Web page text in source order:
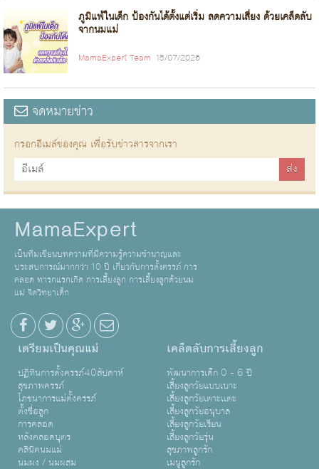
ภูมิแพ้ในเด็ก ป้องกันได้ตั้งแต่เริ่ม ลดความเสี่ยง ด้วยเคล็ดลับ
จากนมแม่
MamaExpert Team 15/07/2026
จดหมายข่าว
กรอกอีเมล์ของคุณ เพื่อรับข่าวสารจากเรา
MamaExpert
เป็นทีมเขียนบทความที่มีความรู้ความชำนาญและ
ประสบการณ์มากกว่า 10 ปี เกี่ยวกับการตั้งครรภ์ การ
คลอด ทารกแรกเกิด การเลี้ยงลูก การเลี้ยงลูกด้วยนม
แม่ จิตวิทยาเด็ก
เตรียมเป็นคุณแม่
ปฏิทินการตั้งครรภ์40สัปดาห์
สุขภาพครรภ์
โภชนาการแม่ตั้งครรภ์
ตั้งชื่อลูก
การคลอด
หลังคลอดบุตร
คลินิคนมแม่
นมผง / นมผสม
เคล็ดลับการเลี้ยงลูก
พัฒนาการเด็ก 0 - 6 ปี
เลี้ยงลูกวัยแบบเบาะ
เลี้ยงลูกวัยเตาะเเตะ
เลี้ยงลูกวัยอนุบาล
เลี้ยงลูกวัยเรียน
เลี้ยงลูกวัยรุ่น
สุขภาพลูกรัก
เมนูลูกรัก